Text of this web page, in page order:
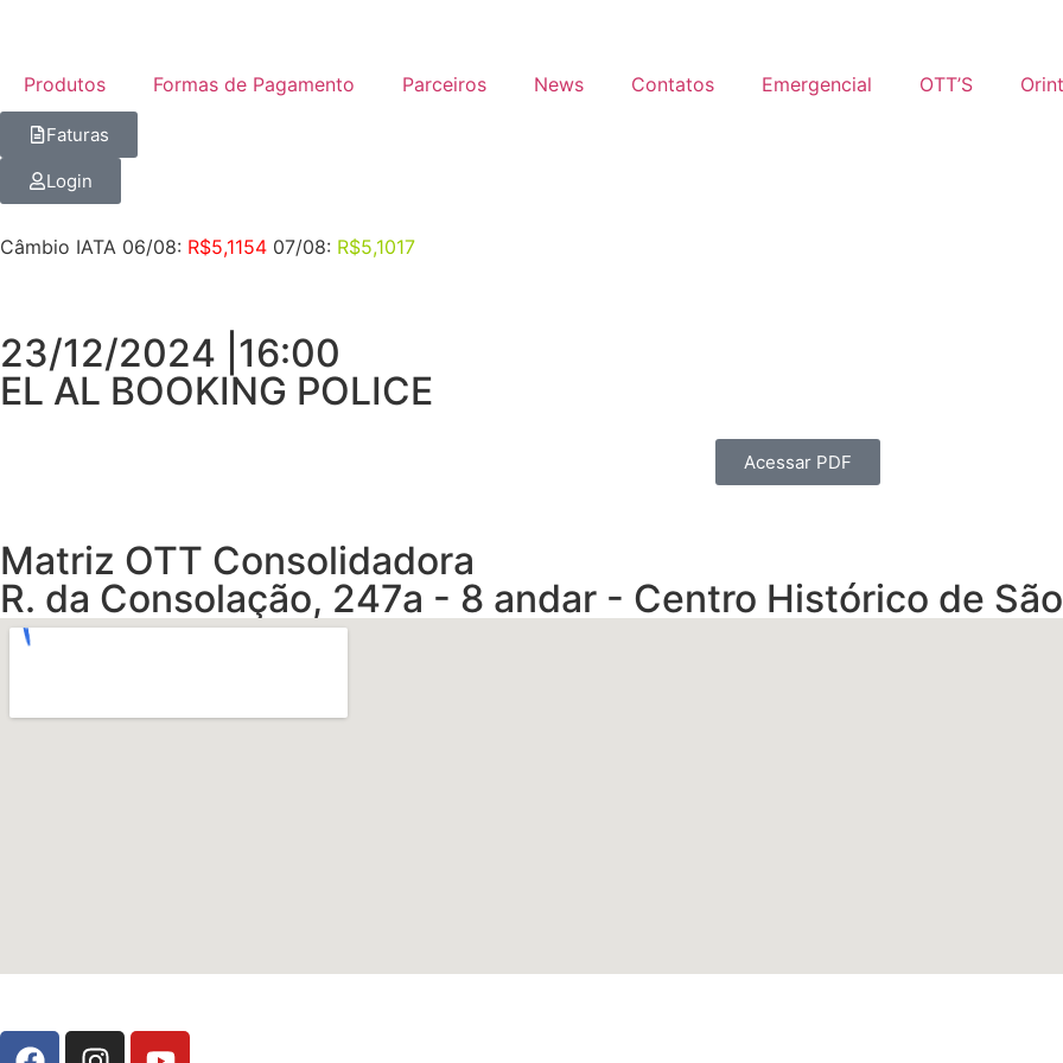
Produtos Formas de Pagamento Parceiros News Contatos Emergencial OTT’S
Faturas
Login
Câmbio IATA 06/08: R$5,1154 07/08: R$5,1017
23/12/2024 |16:00
EL AL BOOKING POLICE
Acessar PDF
Matriz OTT Consolidadora
R. da Consolação, 247a - 8 andar - Centro Histórico de